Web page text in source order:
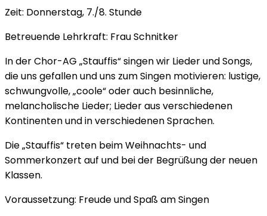
Zeit: Donnerstag, 7./8. Stunde
Betreuende Lehrkraft: Frau Schnitker
In der Chor-AG „Stauffis“ singen wir Lieder und Songs,
die uns gefallen und uns zum Singen motivieren: lustige,
schwungvolle, „coole“ oder auch besinnliche,
melancholische Lieder; Lieder aus verschiedenen
Kontinenten und in verschiedenen Sprachen.
Die „Stauffis“ treten beim Weihnachts- und
Sommerkonzert auf und bei der Begrüßung der neuen
Klassen.
Voraussetzung: Freude und Spaß am Singen